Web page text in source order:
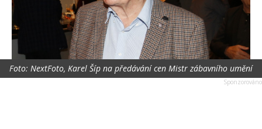
Foto: NextFoto, Karel Šíp na předávání cen Mistr zábavního umění